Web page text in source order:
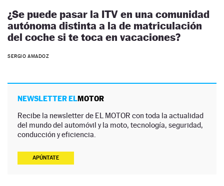
¿Se puede pasar la ITV en una comunidad
autónoma distinta a la de matriculación
del coche si te toca en vacaciones?
SERGIO AMADOZ
NEWSLETTER ELMOTOR
Recibe la newsletter de EL MOTOR con toda la actualidad
del mundo del automóvil y la moto, tecnología, seguridad,
conducción y eficiencia.
APÚNTATE